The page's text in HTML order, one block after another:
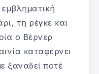
τη ρέγκε και
ο Βέρνερ
καταφέρνει
ξαναδεί ποτέ